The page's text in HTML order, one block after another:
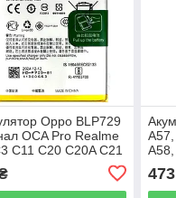
Oppo BLP729
OCA Pro Realme
C11 C20 C20A C21
N20
473